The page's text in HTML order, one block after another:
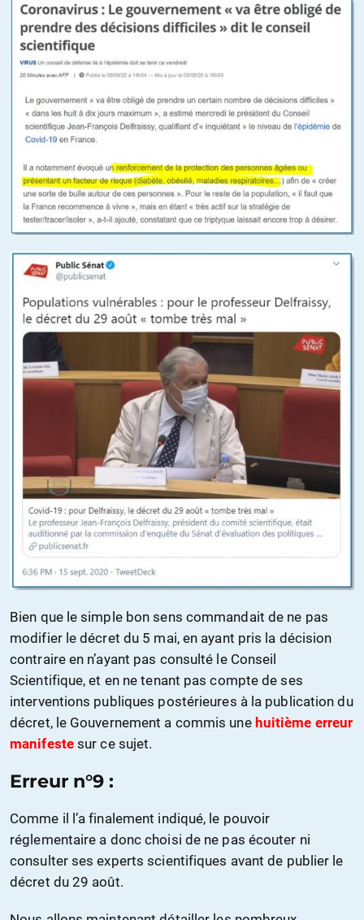
Bien que le simple bon sens commandait de ne pas
modifier le décret du 5 mai, en ayant pris la décision
contraire en n’ayant pas consulté le Conseil
Scientifique, et en ne tenant pas compte de ses
interventions publiques postérieures à la publication du
décret, le Gouvernement a commis unehuitième erreur
manifestesur ce sujet.
Erreur n°9 :
Comme il l’a finalement indiqué, le pouvoir
réglementaire a donc choisi de ne pas écouter ni
consulter ses experts scientifiques avant de publier le
décret du 29 août.